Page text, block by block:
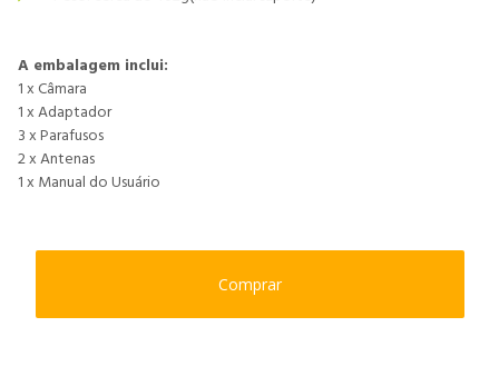
A embalagem inclui:
1 x Câmara
1 x Adaptador
3 x Parafusos
2 x Antenas
1 x Manual do Usuário
Comprar